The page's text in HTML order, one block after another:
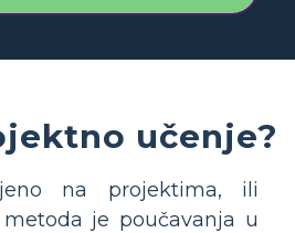
učenje?
na projektima, ili
metoda je poučavanja u